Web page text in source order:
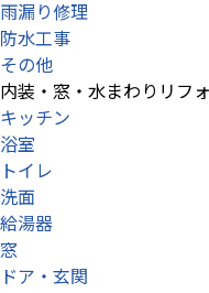
雨漏り修理
防水工事
その他
内装・窓・水まわりリフ
キッチン
浴室
トイレ
洗面
給湯器
窓
ドア・玄関